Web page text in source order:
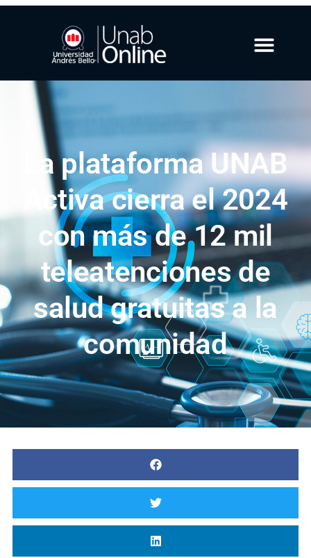
La plataforma UNAB
Activa cierra el 2024
con más de 12 mil
teleatenciones de
salud gratuitas a la
comunidad